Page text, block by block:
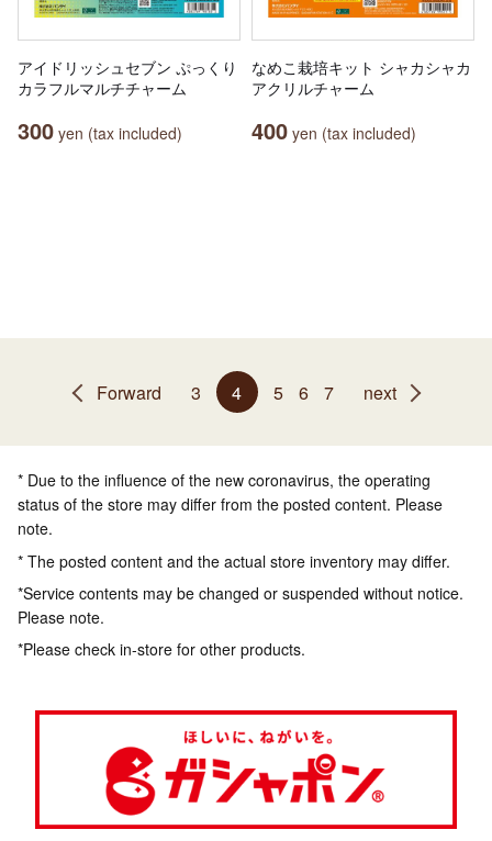
アイドリッシュセブン ぷっくり
カラフルマルチチャーム
300 yen (tax included)
なめこ栽培キット シャカシャカ
アクリルチャーム
400 yen (tax included)
Forward 3 4 5 6 7 next
* Due to the influence of the new coronavirus, the operating
status of the store may differ from the posted content. Please
note.
* The posted content and the actual store inventory may differ.
*Service contents may be changed or suspended without notice.
Please note.
*Please check in-store for other products.